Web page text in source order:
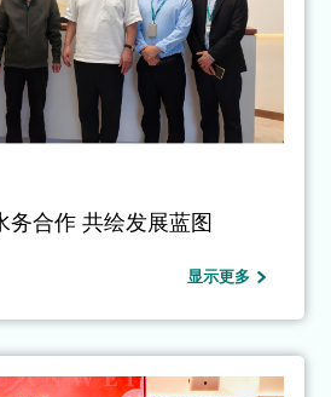
务合作 共绘发展蓝图
显示更多